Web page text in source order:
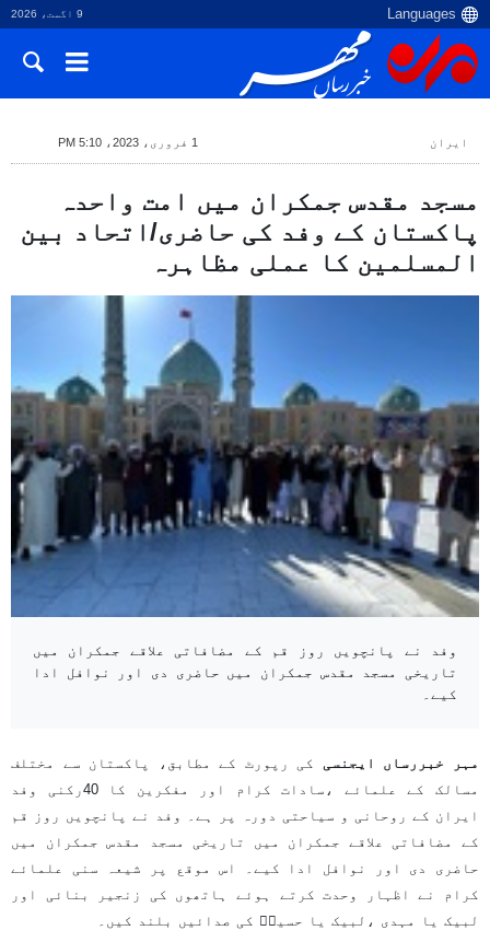
9 اگست، 2026
ایران 1 فروری، 2023، 5:10 PM
مسجد مقدس جمکران میں امت واحدہ
پاکستان کے وفد کی حاضری/اتحاد بین
المسلمین کا عملی مظاہرہ
وفد نے پانچویں روز قم کے مضافاتی علاقے جمکران میں
تاریخی مسجد مقدس جمکران میں حاضری دی اور نوافل ادا
کیے۔
مہر خبررساں ایجنسی
کی رپورٹ کے مطابق، پاکستان سے مختلف
مسالک کے علمائے ،سادات کرام اور مفکرین کا 40رکنی وفد
ایران کے روحانی و سیاحتی دورہ پر ہے۔ وفد نے پانچویں روز قم
کے مضافاتی علاقے جمکران میں تاریخی مسجد مقدس جمکران میں
حاضری دی اور نوافل ادا کیے۔ اس موقع پر شیعہ سنی علمائے
کرام نے اظہار وحدت کرتے ہوئے ہاتھوں کی زنجیر بنائی اور
لبیک یا مہدی ،لبیک یا حسینؑ کی صدائیں بلند کیں۔